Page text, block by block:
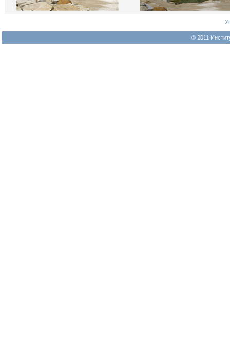
© 2011